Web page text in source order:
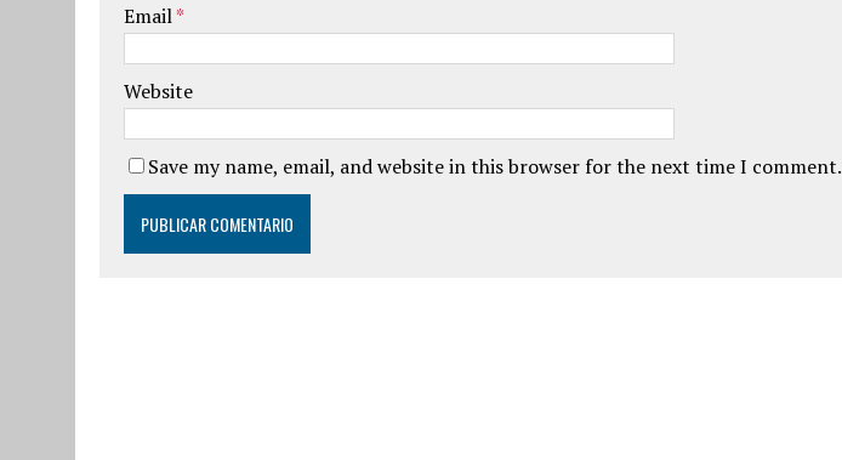
Email*
Website
Save my name, email, and website in this browser for the next time I comment.